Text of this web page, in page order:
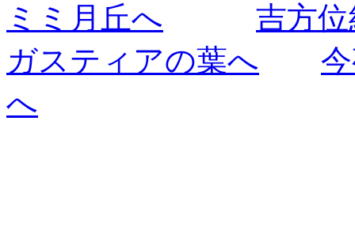
ミミ月丘へ
吉方
ガスティアの葉へ
へ